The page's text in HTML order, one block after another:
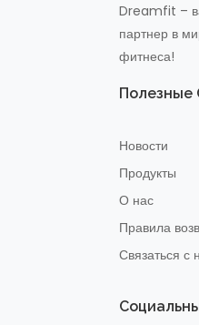
Dreamfit –
партнер в
фитнеса!
Полезные
Новости
Продукты
О нас
Правила
Связаться с